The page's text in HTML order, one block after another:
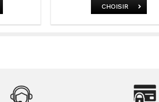
CHOISIR